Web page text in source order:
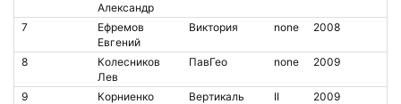
Александр
7
Ефремов
Евгений
Виктория none 2008
8
Колесников
Лев
ПавГео none 2009
9
Корниенко
Вертикаль II 2009